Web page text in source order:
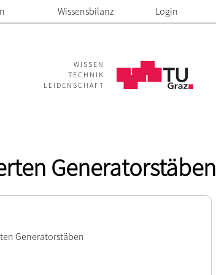
Wissensbilanz Login
WISSEN
TECHNIK
LEIDENSCHAFT
Generatorstäben
Generatorstäben